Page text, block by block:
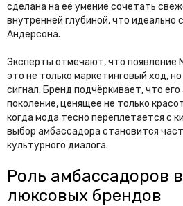
сделана на её умение сочетать
внутренней глубиной, что идеально
Андерсона.
Эксперты отмечают, что появление
это не только маркетинговый ход,
сигнал. Бренд подчёркивает, что
поколение, ценящее не только
когда мода тесно переплетается с
выбор амбассадора становится
культурного диалога.
Роль амбассадоров
люксовых брендов